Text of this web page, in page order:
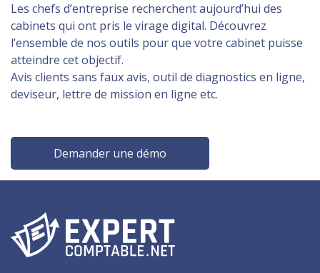
Les chefs d’entreprise recherchent aujourd’hui des
cabinets qui ont pris le virage digital. Découvrez
l’ensemble de nos outils pour que votre cabinet puisse
atteindre cet objectif.
Avis clients sans faux avis, outil de diagnostics en ligne,
deviseur, lettre de mission en ligne etc.
Demander une démo